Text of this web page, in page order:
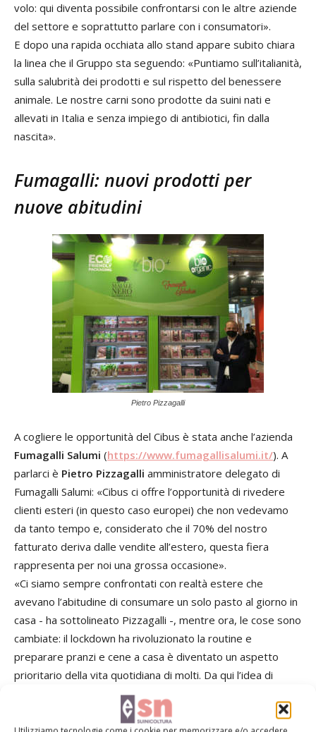
volo: qui diventa possibile confrontarsi con le altre aziende
del settore e soprattutto parlare con i consumatori».
E dopo una rapida occhiata allo stand appare subito chiara
la linea che il Gruppo sta seguendo: «Puntiamo sull’italianità,
sulla salubrità dei prodotti e sul rispetto del benessere
animale. Le nostre carni sono prodotte da suini nati e
allevati in Italia e senza impiego di antibiotici, fin dalla
nascita».
Fumagalli: nuovi prodotti per
nuove abitudini
Pietro Pizzagalli
A cogliere le opportunità del Cibus è stata anche l’azienda
Fumagalli Salumi (https://www.fumagallisalumi.it/). A
parlarci è Pietro Pizzagalli amministratore delegato di
Fumagalli Salumi: «Cibus ci offre l’opportunità di rivedere
clienti esteri (in questo caso europei) che non vedevamo
da tanto tempo e, considerato che il 70% del nostro
fatturato deriva dalle vendite all’estero, questa fiera
rappresenta per noi una grossa occasione».
«Ci siamo sempre confrontati con realtà estere che
avevano l’abitudine di consumare un solo pasto al giorno in
casa - ha sottolineato Pizzagalli -, mentre ora, le cose sono
cambiate: il lockdown ha rivoluzionato la routine e
preparare pranzi e cene a casa è diventato un aspetto
prioritario della vita quotidiana di molti. Da qui l’idea di
creare nuovi prodotti come i “pronti da cuocere” o i “già